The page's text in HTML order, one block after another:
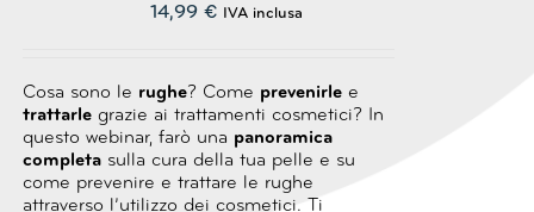
14,99 € IVA inclusa
Cosa sono le rughe? Come prevenirlee
trattarlegrazie ai trattamenti cosmetici? In
questo webinar, farò una panoramica
completasulla cura della tua pelle e su
come prevenire e trattare le rughe
attraverso l’utilizzo dei cosmetici.
Ti